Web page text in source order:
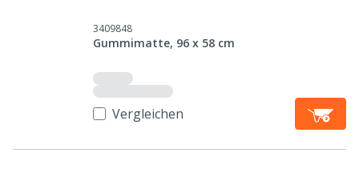
3409848
Gummimatte, 96 x 58 cm
Vergleichen